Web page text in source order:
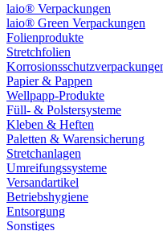
laio® Verpackungen
laio® Green Verpackungen
Folienprodukte
Stretchfolien
Papier & Pappen
Wellpapp-Produkte
Füll- & Polstersysteme
Kleben & Heften
Paletten & Warensicherung
Stretchanlagen
Umreifungssysteme
Versandartikel
Betriebshygiene
Entsorgung
Sonstiges